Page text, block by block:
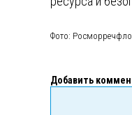
Фото:
Добавить